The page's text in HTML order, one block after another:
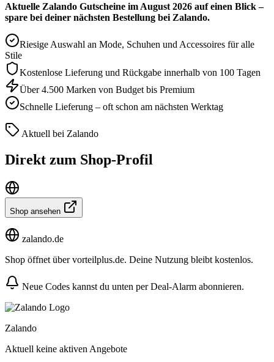
Aktuelle Zalando Gutscheine im August 2026 auf einen Blick –
spare bei deiner nächsten Bestellung bei Zalando.
Riesige Auswahl an Mode, Schuhen und Accessoires für alle
Stile
Kostenlose Lieferung und Rückgabe innerhalb von 100 Tagen
Über 4.500 Marken von Budget bis Premium
Schnelle Lieferung – oft schon am nächsten Werktag
Aktuell bei Zalando
Direkt zum Shop-Profil
Shop ansehen
zalando.de
Shop öffnet über vorteilplus.de. Deine Nutzung bleibt kostenlos.
Neue Codes kannst du unten per Deal-Alarm abonnieren.
Zalando
Aktuell keine aktiven Angebote